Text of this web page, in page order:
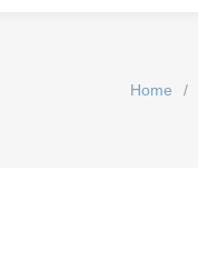
Home /